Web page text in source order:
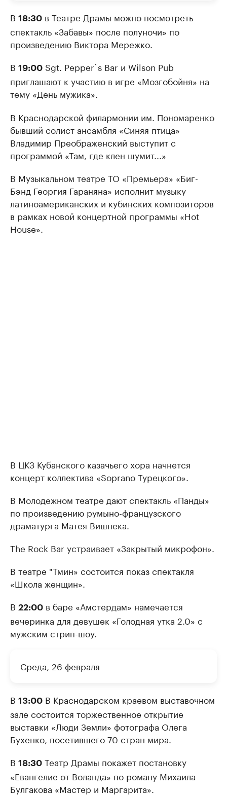
В 18:30 в Театре Драмы можно посмотреть
спектакль «Забавы» после полуночи» по
произведению Виктора Мережко.
В 19:00 Sgt. Pepper`s Bar и Wilson Pub
приглашают к участию в игре «Мозгобойня» на
тему «День мужика».
В Краснодарской филармонии им. Пономаренко
бывший солист ансамбля «Синяя птица»
Владимир Преображенский выступит с
программой «Там, где клен шумит...»
В Музыкальном театре ТО «Премьера» «Биг-
Бэнд Георгия Гараняна» исполнит музыку
латиноамериканских и кубинских композиторов
в рамках новой концертной программы «Hot
House».
В ЦКЗ Кубанского казачьего хора начнется
концерт коллектива «Soprano Турецкого».
В Молодежном театре дают спектакль «Панды»
по произведению румыно-французского
драматурга Матея Вишнека.
The Rock Bar устраивает «Закрытый микрофон».
В театре "Тмин» состоится показ спектакля
«Школа женщин».
В 22:00 в баре «Амстердам» намечается
вечеринка для девушек «Голодная утка 2.0» с
мужским стрип-шоу.
Среда, 26 февраля
В 13:00 В Краснодарском краевом выставочном
зале состоится торжественное открытие
выставки «Люди Земли» фотографа Олега
Бухенко, посетившего 70 стран мира.
В 18:30 Театр Драмы покажет постановку
«Евангелие от Воланда» по роману Михаила
Булгакова «Мастер и Маргарита».